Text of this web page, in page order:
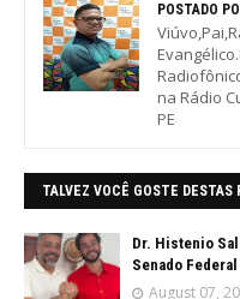
POSTADO
na Rádio
PE
TALVEZ VOCÊ GOSTE DESTAS
Dr. Histenio
Senado Federal
August 07,